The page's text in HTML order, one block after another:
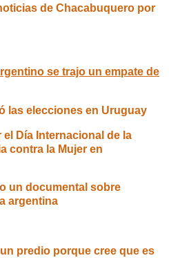
de Chacabuquero por
se trajo un empate de
las elecciones en Uruguay
Día Internacional de la
contra la Mujer en
un documental sobre
argentina
predio porque cree que es